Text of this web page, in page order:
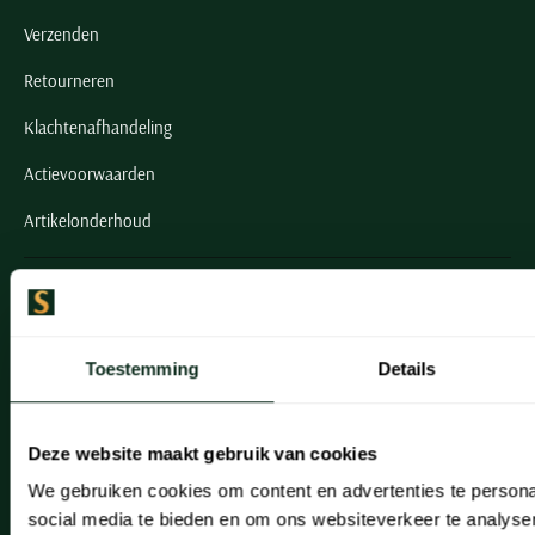
Toestemming Details
Deze website maakt gebruik van cookies
We gebruiken cookies om content en advertenties te
social media te bieden en om ons websiteverkeer te
Verzenden
Retourneren
Klachtenafhandeling
Actievoorwaarden
Artikelonderhoud
Onze winkels
Leiderdorp
Lisse